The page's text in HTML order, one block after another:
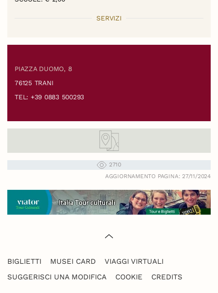
SERVIZI
PIAZZA DUOMO, 8
76125 TRANI
TEL: +39 0883 500293
2710
AGGIORNAMENTO PAGINA: 27/11/2024
BIGLIETTI MUSEI CARD
VIAGGI VIRTUALI
SUGGERISCI UNA MODIFICA
COOKIE CREDITS